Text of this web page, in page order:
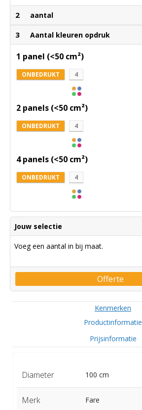
2 aantal
3 Aantal kleuren opdruk
1 panel (<50 cm²)
ONBEDRUKT 4
2 panels (<50 cm²)
ONBEDRUKT 4
4 panels (<50 cm²)
ONBEDRUKT 4
Jouw selectie
Voeg een aantal in bij maat.
Offerte
Kenmerken
Productinformatie
Prijsinformatie
Diameter 100 cm
Merk Fare